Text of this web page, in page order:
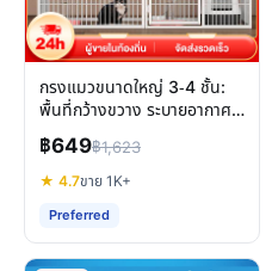
กรงแมวขนาดใหญ่ 3-4 ชั้น:
พื้นที่กว้างขวาง ระบายอากาศดี
เหมาะสำหรับหลายตัว
฿649฿1,623
★ 4.7ขาย 1K+
Preferred